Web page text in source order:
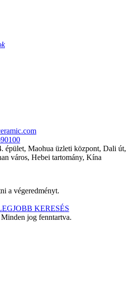
épület, Maohua üzleti központ, Dali út,
város, Hebei tartomány, Kína
a végeredményt.
KERESÉS
jog fenntartva.